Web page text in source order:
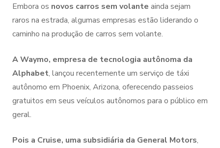
Embora os novos carros sem volante ainda sejam
raros na estrada, algumas empresas estão liderando o
caminho na produção de carros sem volante.
A Waymo, empresa de tecnologia autônoma da
Alphabet, lançou recentemente um serviço de táxi
autônomo em Phoenix, Arizona, oferecendo passeios
gratuitos em seus veículos autônomos para o público em
geral.
Pois a Cruise, uma subsidiária da General Motors,